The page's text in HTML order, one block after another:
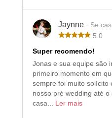
Jaynne · Se
5.0
Super recomendo!
Jonas e sua equipe são
primeiro momento em
sempre foi muito solícito
nosso pré wedding até
casa... Ler mais